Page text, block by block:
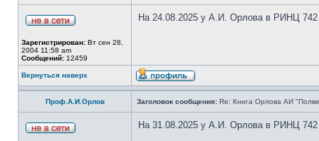
Зарегистрирован: Вт сен 28,
2004 11:58 am
Сообщений: 12459
На 24.08.2025 у А.И. Орлова в РИНЦ 742
Вернуться наверх
Проф.А.И.Орлов Заголовок сообщения: Re: Книга Орлова АИ
На 31.08.2025 у А.И. Орлова в РИНЦ 742